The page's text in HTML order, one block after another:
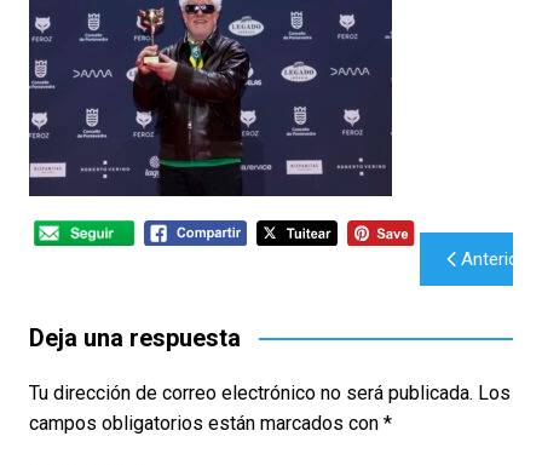
Navegación
entradas
Anterior
Deja una respuesta
Tu dirección de correo electrónico no será publicada. Los
campos obligatorios están marcados con *